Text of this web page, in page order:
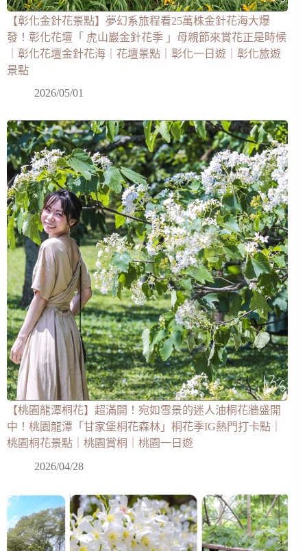
【彰化金針花景點】夢幻系旅程看25萬株金針花海大爆
發！彰化花壇「 虎山巖金針花季 」母親節來賞花正是時候
｜彰化花壇金針花海｜花壇景點｜彰化一日遊｜彰化旅遊
景點
2026/05/01
【桃園龍潭桐花】超滿開！宛如雪景的迷人油桐花牆盛開
中！桃園龍潭「甘家堡桐花森林」桐花季IG熱門打卡點｜
桃園桐花景點｜桃園賞桐｜桃園一日遊
2026/04/28